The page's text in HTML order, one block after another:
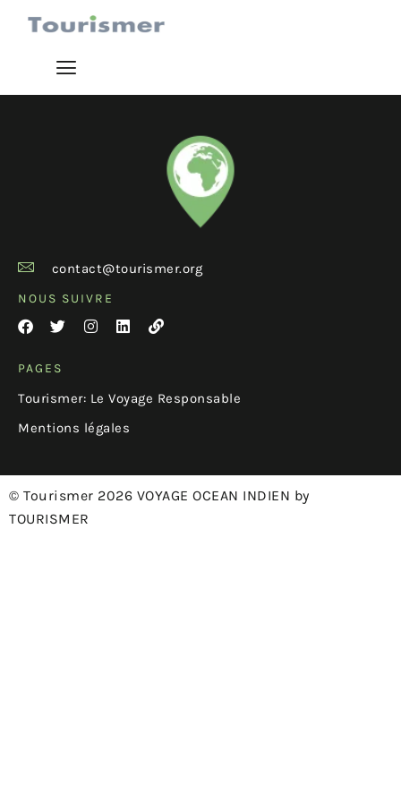
contact@tourismer.org
NOUS SUIVRE
PAGES
Tourismer: Le Voyage Responsable
Mentions légales
© Tourismer 2026 VOYAGE OCEAN INDIEN by
TOURISMER